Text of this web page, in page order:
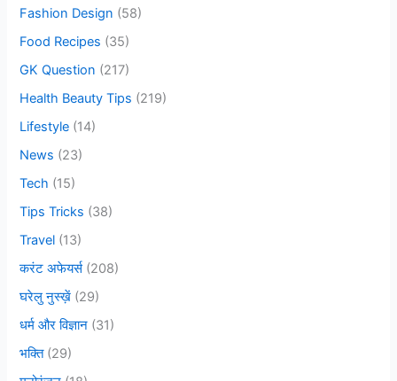
:
Fashion Design (58)
Food Recipes (35)
GK Question (217)
Health Beauty Tips (219)
Lifestyle (14)
News (23)
Tech (15)
Tips Tricks (38)
Travel (13)
करंट अफेयर्स(208)
घरेलु नुस्ख़ें (29)
धर्म और विज्ञान (31)
भक्ति(29)